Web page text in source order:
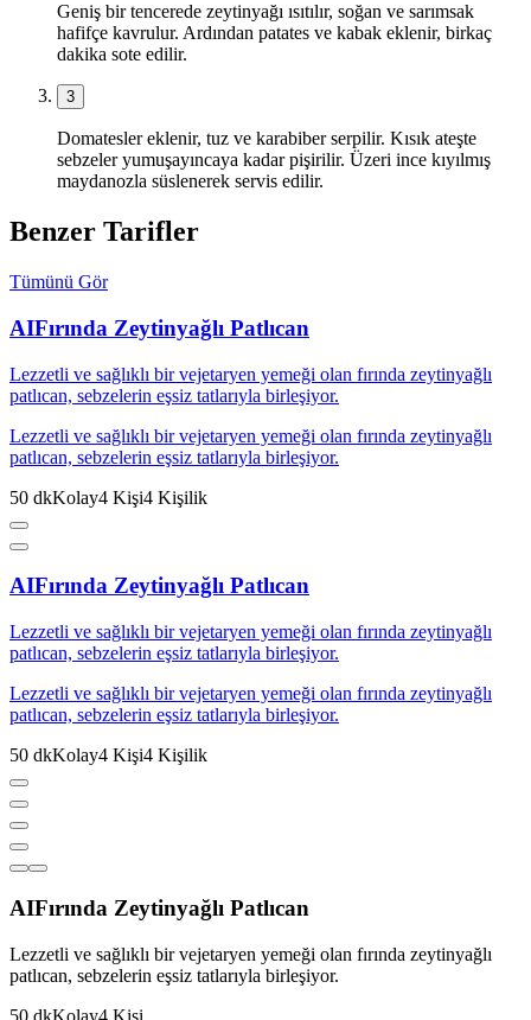
Geniş bir tencerede zeytinyağı ısıtılır, soğan ve sarımsak
hafifçe kavrulur. Ardından patates ve kabak eklenir, birkaç
dakika sote edilir.
3
Domatesler eklenir, tuz ve karabiber serpilir. Kısık ateşte
sebzeler yumuşayıncaya kadar pişirilir. Üzeri ince kıyılmış
maydanozla süslenerek servis edilir.
Benzer Tarifler
Tümünü Gör
AIFırında Zeytinyağlı Patlıcan
Lezzetli ve sağlıklı bir vejetaryen yemeği olan fırında zeytinyağlı
patlıcan, sebzelerin eşsiz tatlarıyla birleşiyor.
Lezzetli ve sağlıklı bir vejetaryen yemeği olan fırında zeytinyağlı
patlıcan, sebzelerin eşsiz tatlarıyla birleşiyor.
50 dkKolay4 Kişi4 Kişilik
AIFırında Zeytinyağlı Patlıcan
Lezzetli ve sağlıklı bir vejetaryen yemeği olan fırında zeytinyağlı
patlıcan, sebzelerin eşsiz tatlarıyla birleşiyor.
Lezzetli ve sağlıklı bir vejetaryen yemeği olan fırında zeytinyağlı
patlıcan, sebzelerin eşsiz tatlarıyla birleşiyor.
50 dkKolay4 Kişi4 Kişilik
AIFırında Zeytinyağlı Patlıcan
Lezzetli ve sağlıklı bir vejetaryen yemeği olan fırında zeytinyağlı
patlıcan, sebzelerin eşsiz tatlarıyla birleşiyor.
50 dkKolay4 Kişi